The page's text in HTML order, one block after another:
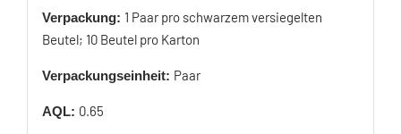
Verpackung: 1 Paar pro schwarzem versiegelten
Beutel; 10 Beutel pro Karton
Verpackungseinheit: Paar
AQL: 0.65